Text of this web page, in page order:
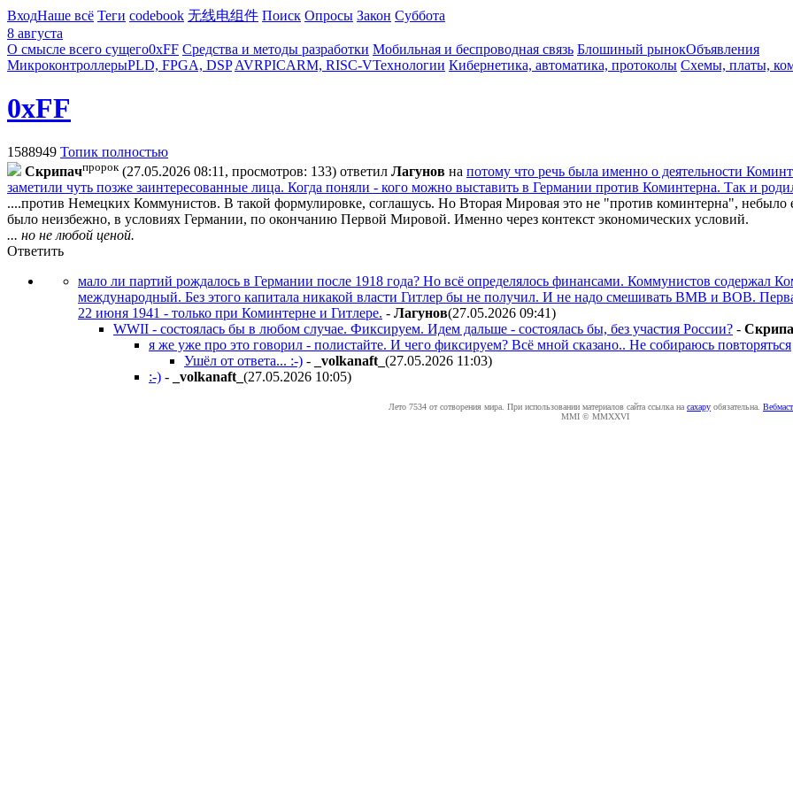
ВходНаше всё Теги codebook 无线电组件 Поиск Опросы Закон Суббота
8 августа
О смысле всего сущего0xFF Средства и методы разработки Мобильная и беспроводная связь Блошиный рынокОбъявления
МикроконтроллерыPLD, FPGA, DSP AVRPICARM, RISC-VТехнологии Кибернетика, автоматика, протоколы Схемы, платы,
0xFF
1588949 Топик полностью
Cкpипaчпророк (27.05.2026 08:11, просмотров: 133) ответил Лaгyнoв на потому что речь была именно о деятельности
заметили чуть позже заинтересованные лица. Когда поняли - кого можно выставить в Германии против Коминтерна. Так и
....против Немецких Коммунистов. В такой формулировке, соглашусь. Но Вторая Мировая это не "против коминтерна",
было неизбежно, в условиях Германии, по окончанию Первой Мировой. Именно через контекст экономических условий.
... но не любой ценой.
Ответить
мало ли партий рождалось в Германии после 1918 года? Но всё определялось финансами. Коммунистов содержал
международный. Без этого капитала никакой власти Гитлер бы не получил. И не надо смешивать ВМВ и ВОВ.
22 июня 1941 - только при Коминтерне и Гитлере. - Лaгyнoв(27.05.2026 09:41)
WWII - состоялась бы в любом случае. Фиксируем. Идем дальше - состоялась бы, без участия России? -
я же уже про это говорил - полистайте. И чего фиксируем? Всё мной сказано.. Не собираюсь повторяться
Ушёл от ответа... :-) - _volkanaft_ (27.05.2026 11:03)
:-) - _volkanaft_ (27.05.2026 10:05)
Лето 7534 от сотворения мира. При использовании материалов сайта ссылка на caxapу обязательна.
MMI © MMXXVI